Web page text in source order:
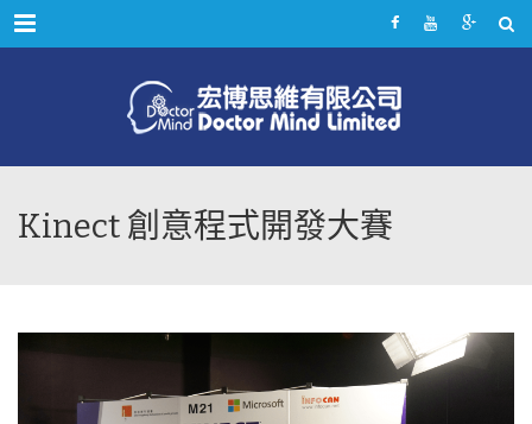
Menu
Kinect 創意程式開發大賽